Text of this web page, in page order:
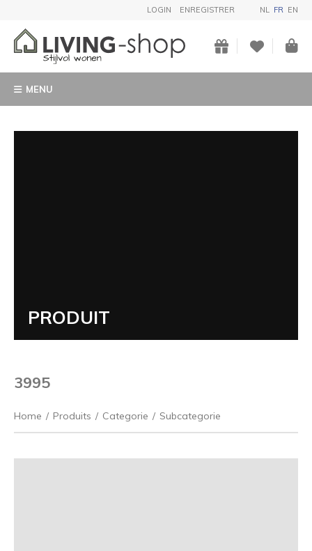
LOGIN ENREGISTRER NL FR EN
MENU
PRODUIT
3995
Home / Produits / Categorie / Subcategorie